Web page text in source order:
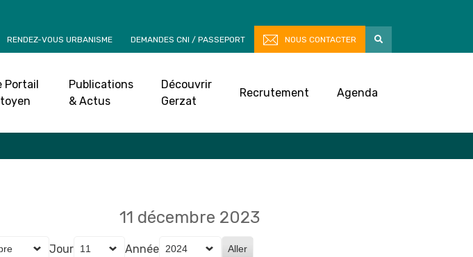
RENDEZ-VOUS URBANISME DEMANDES CNI / PASSEPORT NOUS CONTACTER
Portail
Publications
& Actus
Découvrir
Gerzat
Recrutement Agenda
»Agenda
11 décembre 2023
Jour
Année